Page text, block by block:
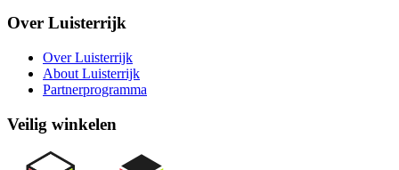
Over Luisterrijk
Over Luisterrijk
About Luisterrijk
Partnerprogramma
Veilig winkelen